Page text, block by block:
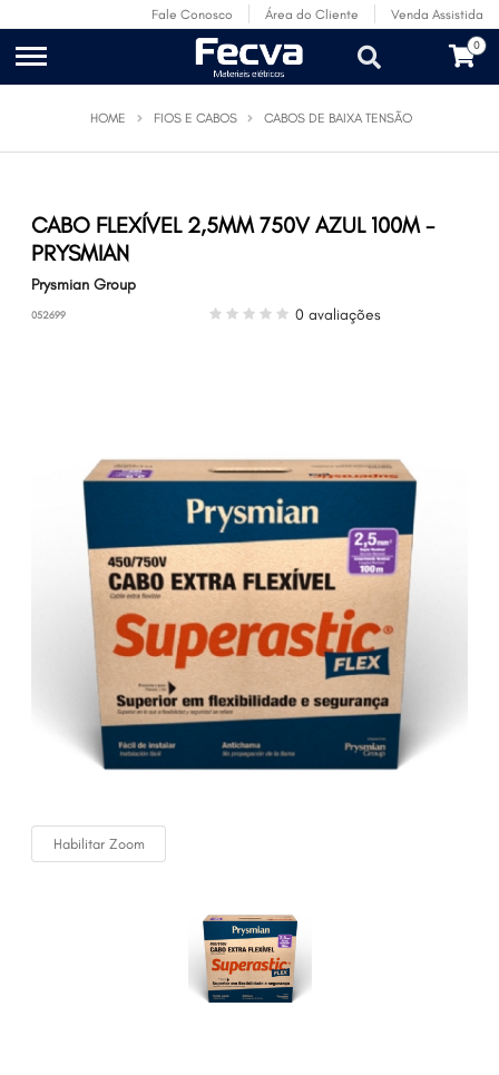
Fale Conosco Área do Cliente Venda Assistida
0
HOME FIOS E CABOS CABOS DE BAIXA TENSÃO
CABO FLEXÍVEL 2,5MM 750V AZUL 100M -
PRYSMIAN
Prysmian Group
052699 0 avaliações
Habilitar Zoom